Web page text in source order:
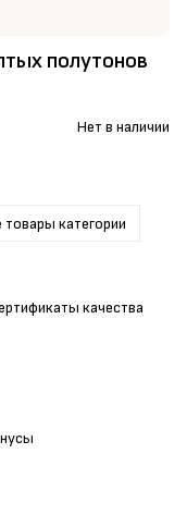
полутонов
товары категории
Нет в наличии
качества